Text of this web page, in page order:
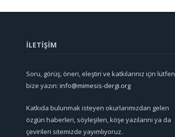
İLETİŞİM
Soru, görüş, öneri, eleştiri ve katkılarınız için lütfen
bize yazın: info@mimesis-dergi.org
Katkıda bulunmak isteyen okurlarımızdan gelen
özgün haberleri, söyleşileri, köşe yazılarını ya da
çevirileri sitemizde yayımlıyoruz.